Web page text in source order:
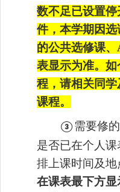
数不足已设置
件， 本学期因
的公共选修课、
表显示为准。
程，请相关同
课程。
③ 需要修
是否已在个人
排上课时间及地
在课表最下方显